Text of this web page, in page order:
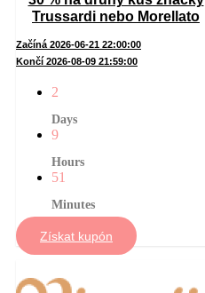
Trussardi nebo Morellato
Začíná 2026-06-21 22:00:00
Končí 2026-08-09 21:59:00
2
Days
9
Hours
51
Minutes
Získat kupón